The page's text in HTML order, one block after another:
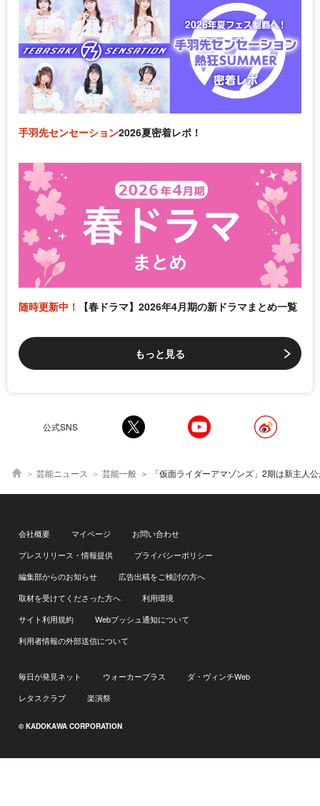
手羽先センセーション2026夏密着レポ！
随時更新中！ 【春ドラマ】2026年4月期の新ドラマまとめ一覧
もっと見る
公式SNS
芸能ニュース 芸能一般 「仮面ライダーアマゾンズ」2期は新主人公が演
会社概要 マイページ
お問い合わせ
プレスリリース・情報提供
プライバシーポリシー
編集部からのお知らせ
広告出稿をご検討の方へ
取材を受けてくださった方へ
利用環境
サイト利用規約
Webプッシュ通知について
利用者情報の外部送信について
毎日が発見ネット ウォーカープラス
ダ・ヴィンチWeb
レタスクラブ
楽演祭
© KADOKAWA CORPORATION